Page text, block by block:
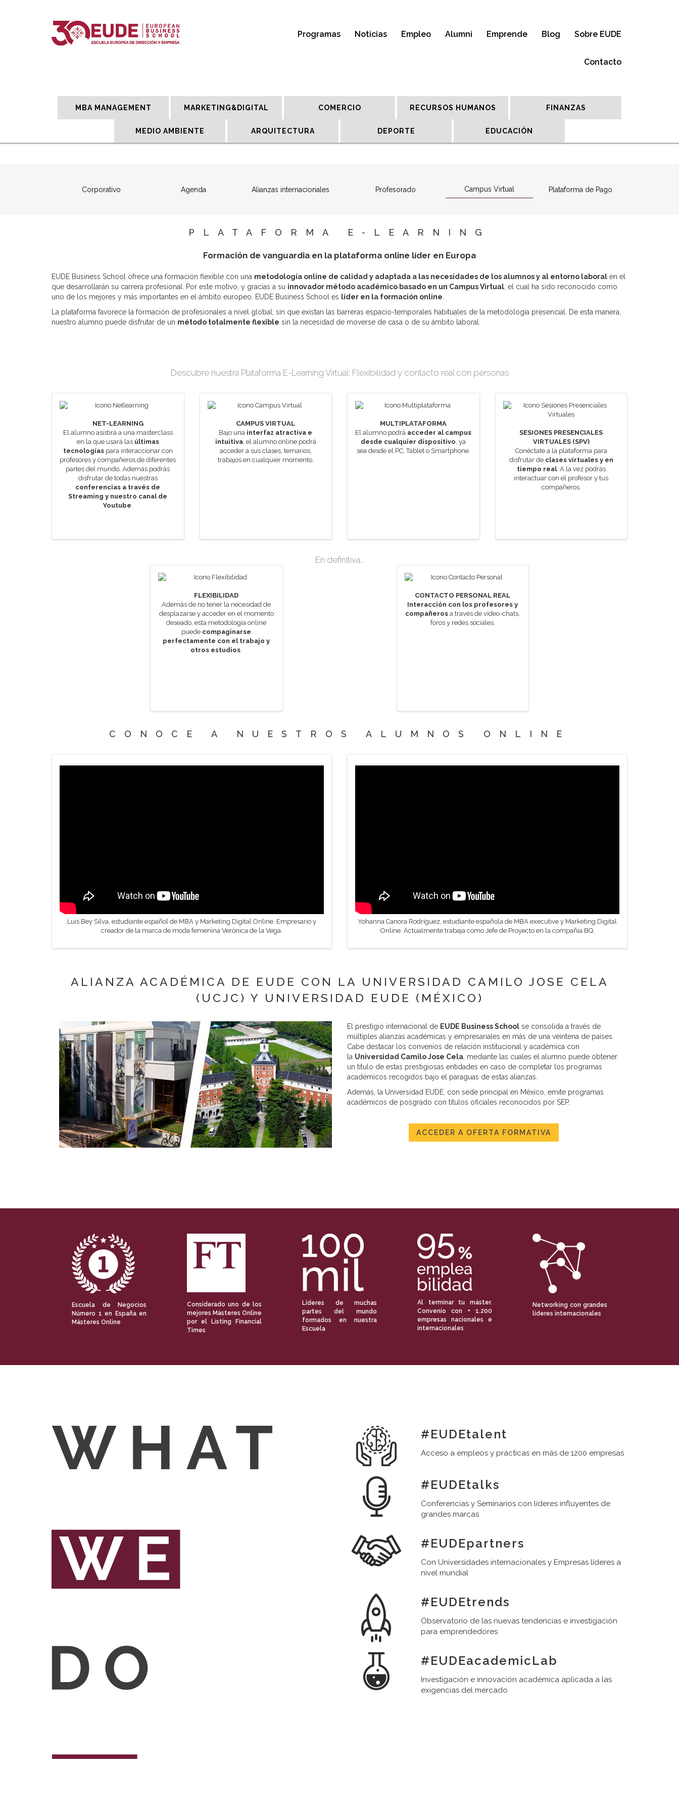
Programas Noticias Empleo Alumni Emprende Blog Sobre EUDE
Contacto
MBA MANAGEMENT MARKETING&DIGITAL COMERCIO RECURSOS HUMANOS FINANZAS
MEDIO AMBIENTE ARQUITECTURA DEPORTE EDUCACIÓN
Corporativo Agenda Alianzas internacionales Profesorado Campus Virtual Plataforma de Pago
PLATAFORMA E-LEARNING
Formación de vanguardia en la plataforma online líder en Europa
EUDE Business School ofrece una formación flexible con una metodología online de calidad y adaptada a las necesidades de los alumnos y al entorno laboral en el
que desarrollarán su carrera profesional. Por este motivo, y gracias a su innovador método académico basado en un Campus Virtual , el cual ha sido reconocido como
uno de los mejores y más importantes en el ámbito europeo, EUDE Business School es líder en la formación online
La plataforma favorece la formación de profesionales a nivel global, sin que existan las barreras espacio-temporales habituales de la metodología presencial. De esta manera,
nuestro alumno puede disfrutar de un método totalmente flexible sin la necesidad de moverse de casa o de su ámbito laboral.
Descubre nuestra Plataforma E-Learning Virtual: Flexibilidad y contacto real con personas
NET-LEARNING
El alumno asistirá a una masterclass
en la que usará las últimas
tecnologíaspara interaccionar con
profesores y compañeros de diferentes
partes del mundo. Además podrás
disfrutar de todas nuestras
conferencias a través de
Streaming y nuestro canal de
Youtube.
CAMPUS VIRTUAL
Bajo una interfaz atractiva e
intuitiva, el alumno online podrá
acceder a sus clases, temarios,
trabajos en cualquier momento.
MULTIPLATAFORMA
El alumno podrá acceder al campus
desde cualquier dispositivo, ya
sea desde el PC, Tablet o Smartphone.
SESIONES PRESENCIALES
VIRTUALES (SPV)
Conéctate a la plataforma para
disfrutar de clases virtuales y en
tiempo real. A la vez podrás
interactuar con el profesor y tus
compañeros.
En definitiva…
FLEXIBILIDAD
Además de no tener la necesidad de
desplazarse y acceder en el momento
deseado, esta metodología online
puede compaginarse
perfectamente con el trabajo y
otros estudios.
CONTACTO PERSONAL REAL
Interacción con los profesores y
compañeros a través de vídeo-chats,
foros y redes sociales.
CONOCE A NUESTROS ALUMNOS ONLINE
Luis Bey Silva, estudiante español de MBA y Marketing Digital Online. Empresario y
creador de la marca de moda femenina Verónica de la Vega.
Yohanna Canora Rodríguez, estudiante española de MBA executive y Marketing Digital
Online. Actualmente trabaja como Jefe de Proyecto en la compañía BQ.
ALIANZA ACADÉMICA DE EUDE CON LA UNIVERSIDAD CAMILO JOSE CELA
(UCJC) Y UNIVERSIDAD EUDE (MÉXICO)
El prestigio internacional de EUDE Business School se consolida a través de
múltiples alianzas académicas y empresariales en más de una veintena de países.
Cabe destacar los convenios de relación institucional y académica con
la Universidad Camilo Jose Cela , mediante las cuales el alumno puede obtener
un título de estas prestigiosas entidades en caso de completar los programas
académicos recogidos bajo el paraguas de estas alianzas.
Además, la Universidad EUDE, con sede principal en México, emite programas
académicos de posgrado con títulos oficiales reconocidos por SEP.
ACCEDER A OFERTA FORMATIVA
Escuela de Negocios
Número 1 en España en
Másteres Online
Considerado uno de los
mejores Másteres Online
por el Listing Financial
Times
Líderes de muchas
partes del mundo
formados en nuestra
Escuela
Al terminar tu máster.
Convenio con + 1.200
empresas nacionales e
internacionales
Networking con grandes
líderes internacionales
#EUDEtalent
Acceso a empleos y prácticas en más de 1200 empresas
#EUDEtalks
Conferencias y Seminarios con líderes influyentes de
grandes marcas
#EUDEpartners
Con Universidades internacionales y Empresas líderes a
nivel mundial
#EUDEtrends
Observatorio de las nuevas tendencias e investigación
para emprendedores
#EUDEacademicLab
Investigación e innovación académica aplicada a las
exigencias del mercado